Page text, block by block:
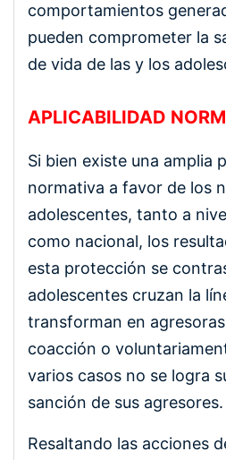
comportamientos
pueden comprometer la
de vida de las y los
APLICABILIDAD
Si bien existe una amplia
normativa a favor de los
adolescentes, tanto a
como nacional, los
esta protección se
adolescentes cruzan la
transforman en
coacción o
varios casos no se logra
sanción de sus agresores.
Resaltando las acciones